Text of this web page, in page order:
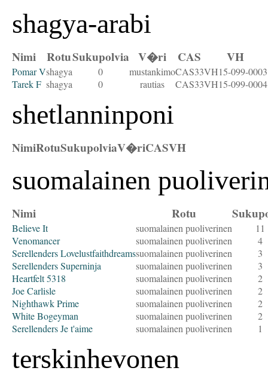
shagya-arabi
Nimi RotuSukupolvia V�ri CAS VH
Pomar Vshagya 0 mustankimoCAS33VH15-099-0003
Tarek F shagya 0 rautias CAS33VH15-099-0004
shetlanninponi
NimiRotuSukupolviaV�riCASVH
suomalainen
Nimi Rotu
Believe It suomalainen puoliverinen
11
Venomancer
suomalainen puoliverinen
4
Serellenders Lovelustfaithdreamssuomalainen puoliverinen
3
Serellenders Superninja
suomalainen puoliverinen
3
Heartfelt 5318
suomalainen puoliverinen
2
Joe Carlisle
suomalainen puoliverinen
2
Nighthawk Prime
suomalainen puoliverinen
2
White Bogeyman
suomalainen puoliverinen
2
Serellenders Je t'aime
suomalainen puoliverinen 1
terskinhevonen